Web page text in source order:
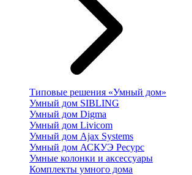
Типовые решения «Умный дом»
Умный дом SIBLING
Умный дом Digma
Умный дом Livicom
Умный дом Ajax Systems
Умный дом АСКУЭ Ресурс
Умные колонки и аксессуары
Комплекты умного дома